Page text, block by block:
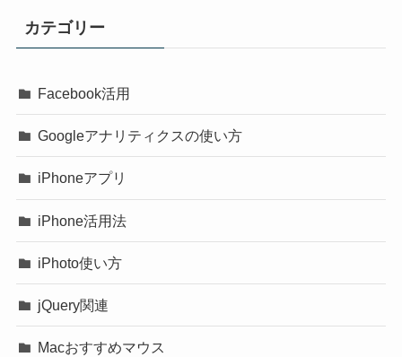
カテゴリー
Facebook活用
Googleアナリティクスの使い方
iPhoneアプリ
iPhone活用法
iPhoto使い方
jQuery関連
Macおすすめマウス